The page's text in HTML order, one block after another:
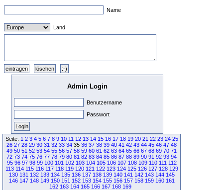
Name
Land
Admin Login
Benutzername
Passwort
Seite: 1 2 3 4 5 6 7 8 9 10 11 12 13 14 15 16 17 18 19 20 21 22 23 24 25
26 27 28 29 30 31 32 33 34 35 36 37 38 39 40 41 42 43 44 45 46 47 48
49 50 51 52 53 54 55 56 57 58 59 60 61 62 63 64 65 66 67 68 69 70 71
72 73 74 75 76 77 78 79 80 81 82 83 84 85 86 87 88 89 90 91 92 93 94
95 96 97 98 99 100 101 102 103 104 105 106 107 108 109 110 111 112
113 114 115 116 117 118 119 120 121 122 123 124 125 126 127 128 129
130 131 132 133 134 135 136 137 138 139 140 141 142 143 144 145
146 147 148 149 150 151 152 153 154 155 156 157 158 159 160 161
162 163 164 165 166 167 168 169